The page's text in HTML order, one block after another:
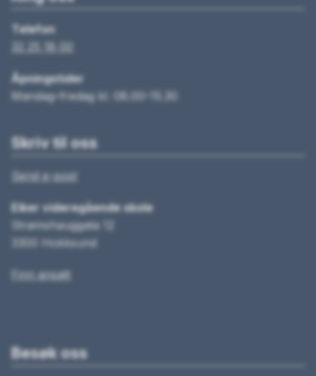
Telefon
32 25 18 00
Åpningstider
Mandag–fredag kl. 08.00–15.30
Skriv til oss
Send e-post
Eiker videregående skole
Strømshauggata 12
3300 Hokksund
Finn ansatt
Besøk oss